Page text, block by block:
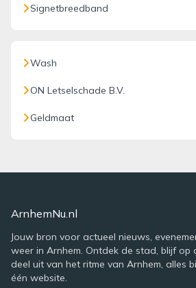
Signetbreedband
Wash
ON Letselschade B.V.
Geldmaat
ArnhemNu.nl
Jouw bron voor actueel nieuws,
weer in Arnhem. Ontdek de stad, blijf op
deel uit van het ritme van Arnhem, alles
één website.